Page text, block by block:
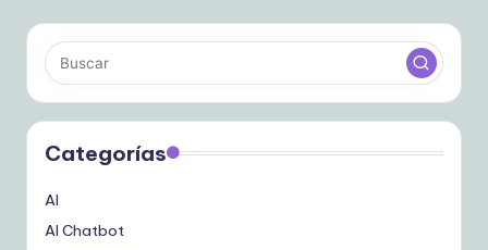
Categorías
AI
AI Chatbot